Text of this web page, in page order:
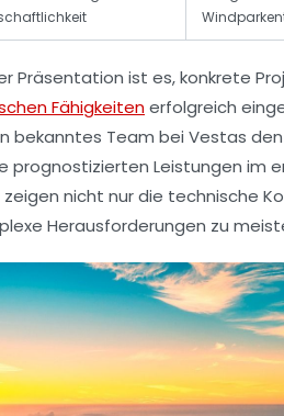
Präsentation ist es, konkrete
Fähigkeitenerfolgreich
bekanntes Team bei Vestas
prognostizierten Leistungen im
nicht nur die technische
Herausforderungen zu